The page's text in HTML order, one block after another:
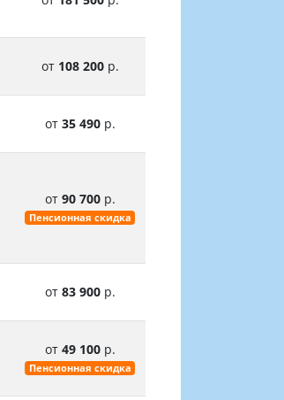
от 108 200р.
от 35 490р.
от 90 700р.
Пенсионная скидка
от 83 900р.
от 49 100р.
Пенсионная скидка